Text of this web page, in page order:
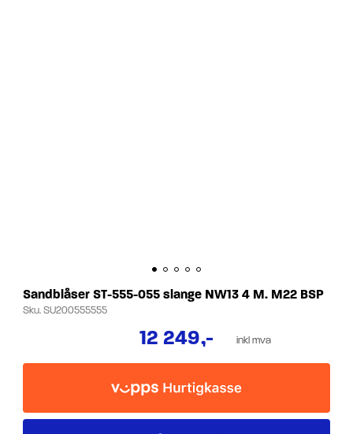
Sandblåser ST-555-055 slange NW13 4 M. M22 BSP
Sku.SU200555555
12 249,- inkl mva